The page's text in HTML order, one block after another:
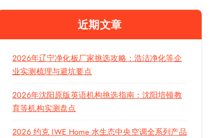
近期文章
2026年辽宁净化板厂家挑选攻略：浩洁净化等企
业实测梳理与避坑要点
2026年沈阳原版英语机构挑选指南：沈阳培顿教
育等机构实测盘点
2026 约克 IWE Home 水生态中央空调全系列产品